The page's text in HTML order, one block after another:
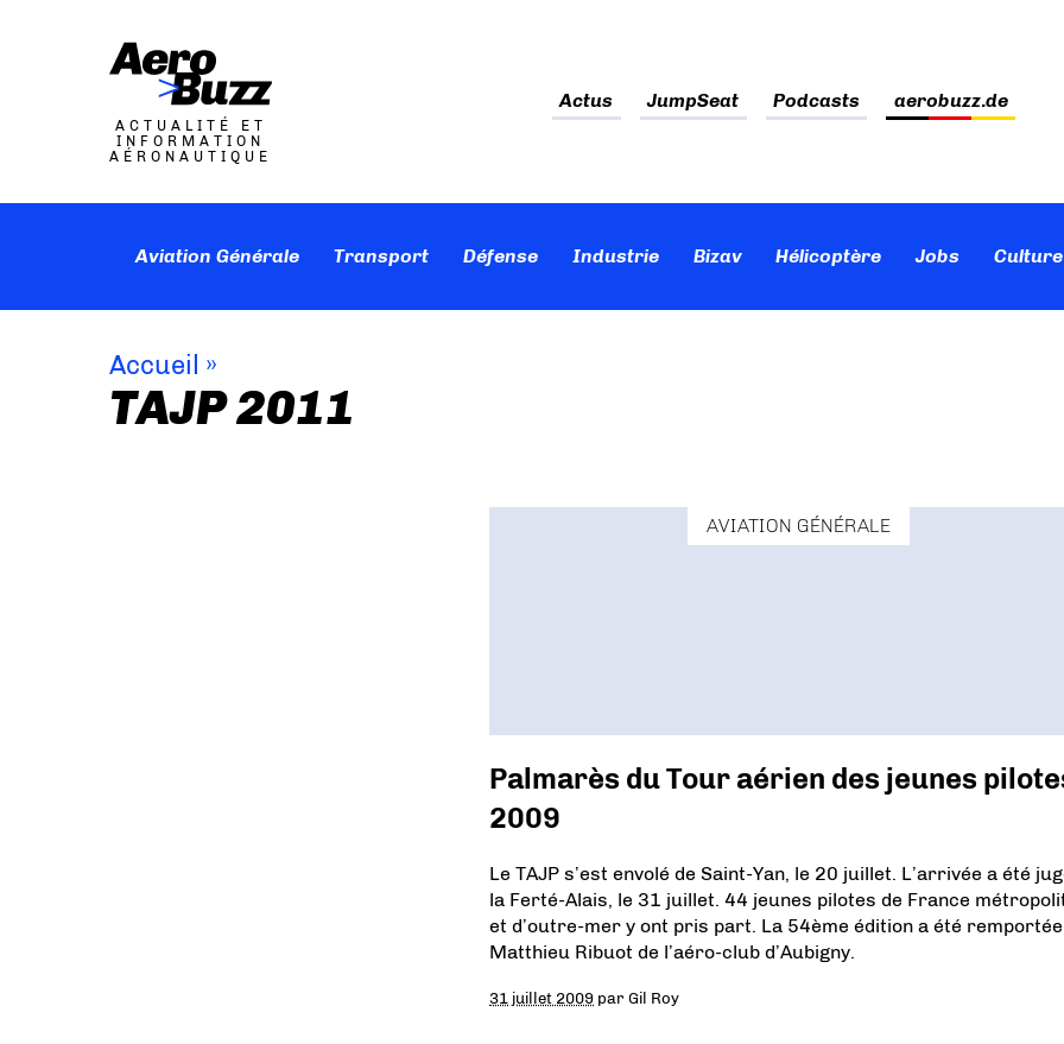
ACTUALITÉ ET
INFORMATION
AÉRONAUTIQUE
Actus JumpSeat Podcasts aerobuzz.de
Aviation Générale Transport Défense Industrie Bizav Hélicoptère Jobs
Accueil »
TAJP 2011
AVIATION GÉNÉRALE
Palmarès du Tour aérien des jeunes
2009
Le TAJP s’est envolé de Saint-Yan, le 20 juillet. L’arrivée a été
la Ferté-Alais, le 31 juillet. 44 jeunes pilotes de France
et d’outre-mer y ont pris part. La 54ème édition a été
Matthieu Ribuot de l’aéro-club d’Aubigny.
31 juillet 2009 parGil Roy